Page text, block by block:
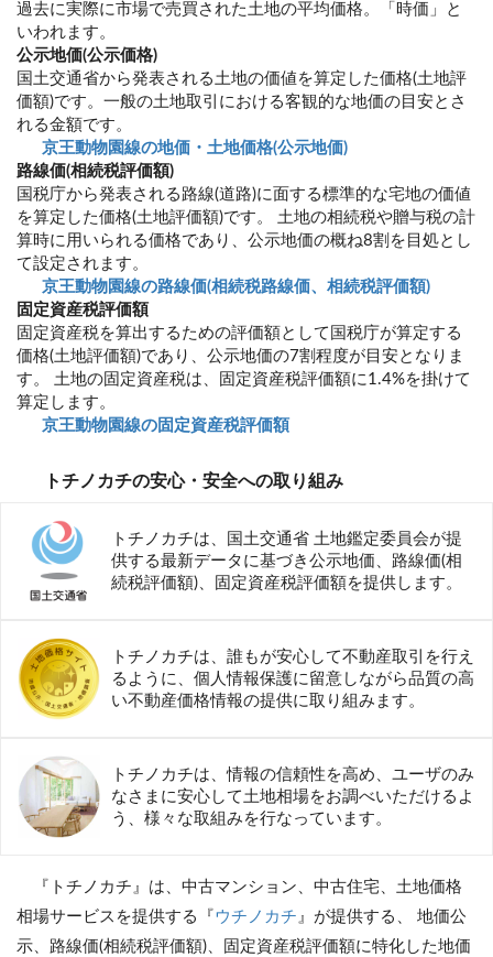
過去に実際に市場で売買された土地の平均価格。「時価」と
いわれます。
公示地価(公示価格)
国土交通省から発表される土地の価値を算定した価格(土地評
価額)です。一般の土地取引における客観的な地価の目安とさ
れる金額です。
京王動物園線の地価・土地価格(公示地価)
路線価(相続税評価額)
国税庁から発表される路線(道路)に面する標準的な宅地の価値
を算定した価格(土地評価額)です。 土地の相続税や贈与税の計
算時に用いられる価格であり、公示地価の概ね8割を目処とし
て設定されます。
京王動物園線の路線価(相続税路線価、相続税評価額)
固定資産税評価額
固定資産税を算出するための評価額として国税庁が算定する
価格(土地評価額)であり、公示地価の7割程度が目安となりま
す。 土地の固定資産税は、固定資産税評価額に1.4%を掛けて
算定します。
京王動物園線の固定資産税評価額
トチノカチの安心・安全への取り組み
トチノカチは、国土交通省 土地鑑定委員会が提
供する最新データに基づき公示地価、路線価(相
続税評価額)、固定資産税評価額を提供します。
トチノカチは、誰もが安心して不動産取引を行え
るように、個人情報保護に留意しながら品質の高
い不動産価格情報の提供に取り組みます。
トチノカチは、情報の信頼性を高め、ユーザのみ
なさまに安心して土地相場をお調べいただけるよ
う、様々な取組みを行なっています。
『トチノカチ』は、中古マンション、中古住宅、土地価格
相場サービスを提供する『 ウチノカチ 』が提供する、 地価公
示、路線価(相続税評価額)、固定資産税評価額に特化した地価